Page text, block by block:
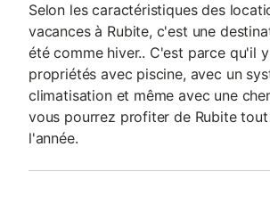
Selon les caractéristiques des
vacances à Rubite, c'est une
été comme hiver.. C'est parce qu'il
propriétés avec piscine, avec un
climatisation et même avec une
vous pourrez profiter de Rubite
l'année.